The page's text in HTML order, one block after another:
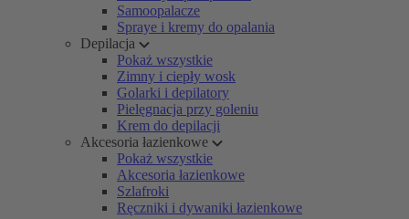
Samoopalacze
Spraye i kremy do opalania
Depilacja
Pokaż wszystkie
Zimny i ciepły wosk
Golarki i depilatory
Pielęgnacja przy goleniu
Krem do depilacji
Akcesoria łazienkowe
Pokaż wszystkie
Akcesoria łazienkowe
Szlafroki
Ręczniki i dywaniki łazienkowe